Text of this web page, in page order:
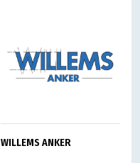
WILLEMS ANKER